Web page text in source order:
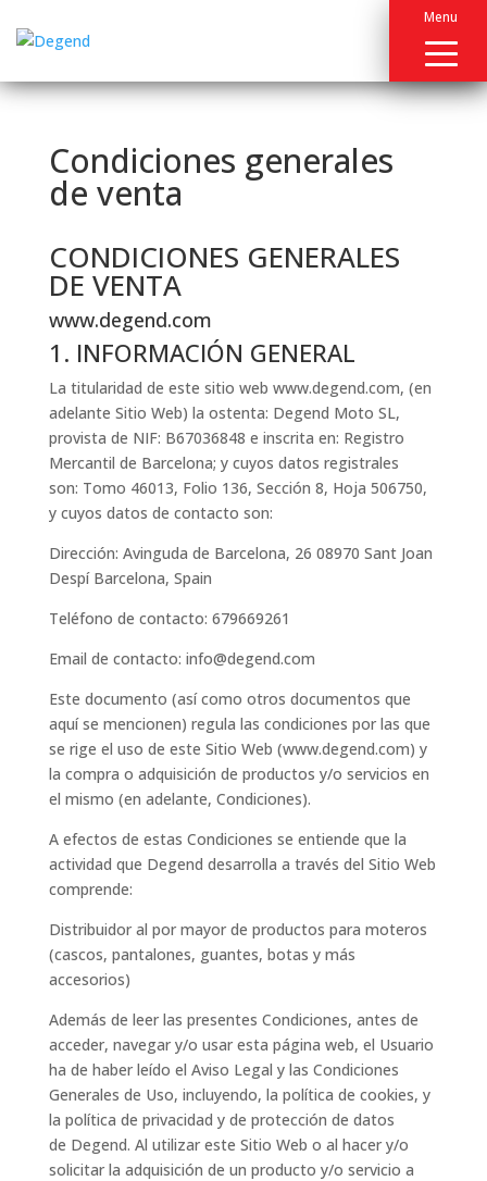
Menu
Condiciones generales
de venta
CONDICIONES GENERALES
DE VENTA
www.degend.com
1. INFORMACIÓN GENERAL
La titularidad de este sitio web www.degend.com, (en
adelante Sitio Web) la ostenta: Degend Moto SL,
provista de NIF: B67036848 e inscrita en: Registro
Mercantil de Barcelona; y cuyos datos registrales
son: Tomo 46013, Folio 136, Sección 8, Hoja 506750,
y cuyos datos de contacto son:
Dirección: Avinguda de Barcelona, 26 08970 Sant Joan
Despí Barcelona, Spain
Teléfono de contacto: 679669261
Email de contacto: info@degend.com
Este documento (así como otros documentos que
aquí se mencionen) regula las condiciones por las que
se rige el uso de este Sitio Web (www.degend.com) y
la compra o adquisición de productos y/o servicios en
el mismo (en adelante, Condiciones).
A efectos de estas Condiciones se entiende que la
actividad que Degend desarrolla a través del Sitio Web
comprende:
Distribuidor al por mayor de productos para moteros
(cascos, pantalones, guantes, botas y más
accesorios)
Además de leer las presentes Condiciones, antes de
acceder, navegar y/o usar esta página web, el Usuario
ha de haber leído el Aviso Legal y las Condiciones
Generales de Uso, incluyendo, la política de cookies, y
la política de privacidad y de protección de datos
de Degend. Al utilizar este Sitio Web o al hacer y/o
solicitar la adquisición de un producto y/o servicio a